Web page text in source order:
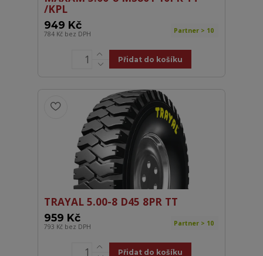
/KPL
949 Kč
784 Kč bez DPH Partner > 10
Přidat do košíku
TRAYAL 5.00-8 D45 8PR TT
959 Kč
793 Kč bez DPH Partner > 10
Přidat do košíku